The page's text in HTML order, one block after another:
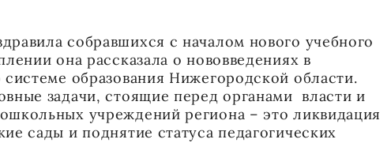
собравшихся с началом нового учебного
она рассказала о нововведениях в
системе образования Нижегородской области.
задачи, стоящие перед органами власти и
учреждений региона – это ликвидация
сады и поднятие статуса педагогических